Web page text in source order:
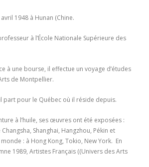
1948 à Hunan (Chine.
à l’École Nationale Supérieure des
à une bourse, il effectue un voyage d’études
de Montpellier.
part pour le Québec où il réside depuis.
à l’huile, ses œuvres ont été exposées :
Shanghai, Hangzhou, Pékin et
: à Hong Kong, Tokio, New York. En
1989, Artistes Français ((Univers des Arts